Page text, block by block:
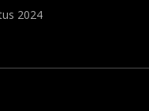
2024